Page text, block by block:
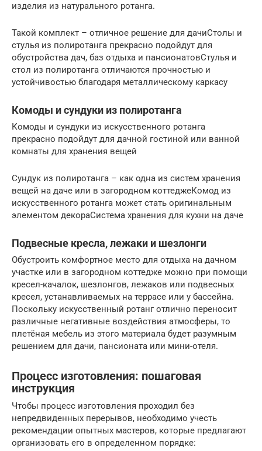
изделия из натурального ротанга.
Такой комплект – отличное решение для дачиСтолы и
стулья из полиротанга прекрасно подойдут для
обустройства дач, баз отдыха и пансионатовСтулья и
стол из полиротанга отличаются прочностью и
устойчивостью благодаря металлическому каркасу
Комоды и сундуки из полиротанга
Комоды и сундуки из искусственного ротанга
прекрасно подойдут для дачной гостиной или ванной
комнаты для хранения вещей
Сундук из полиротанга – как одна из систем хранения
вещей на даче или в загородном коттеджеКомод из
искусственного ротанга может стать оригинальным
элементом декораСистема хранения для кухни на даче
Подвесные кресла, лежаки и шезлонги
Обустроить комфортное место для отдыха на дачном
участке или в загородном коттедже можно при помощи
кресел-качалок, шезлонгов, лежаков или подвесных
кресел, устанавливаемых на террасе или у бассейна.
Поскольку искусственный ротанг отлично переносит
различные негативные воздействия атмосферы, то
плетёная мебель из этого материала будет разумным
решением для дачи, пансионата или мини-отеля.
Процесс изготовления: пошаговая
инструкция
Чтобы процесс изготовления проходил без
непредвиденных перерывов, необходимо учесть
рекомендации опытных мастеров, которые предлагают
организовать его в определенном порядке: